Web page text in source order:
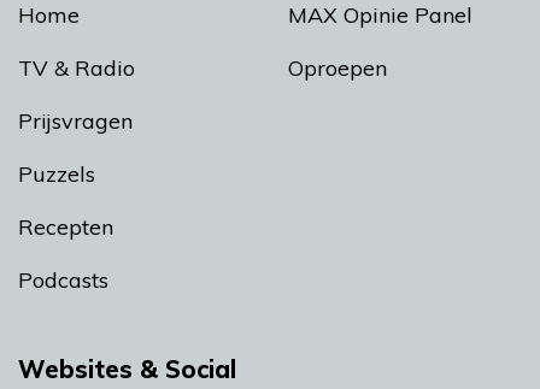
Home
TV & Radio
Prijsvragen
Puzzels
Recepten
Podcasts
MAX Opinie Panel
Oproepen
Websites & Social